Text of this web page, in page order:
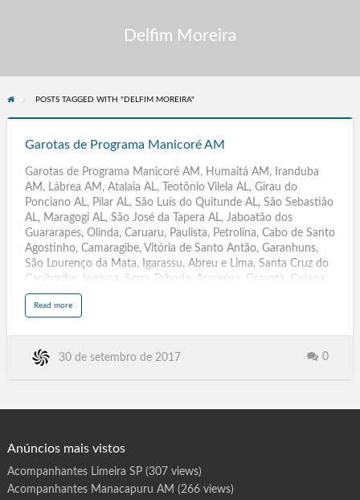
Delfim Moreira
POSTS TAGGED WITH "DELFIM MOREIRA"
Manicoré
Garotas de Programa Manicoré AM
Garotas de Programa Manicoré AM, Humaitá AM, Iranduba
AM, Lábrea AM, Atalaia AL, Teotônio Vilela AL, Girau do
Ponciano AL, Pilar AL, São Luís do Quitunde AL, São Sebastião
AL, Maragogi AL, São José da Tapera AL, Jaboatão dos
Guararapes, Olinda, Caruaru, Paulista, Petrolina, Cabo de Santo
Agostinho, Camaragibe, Vitória de Santo Antão, Garanhuns,
São Lourenço da Mata, Igarassu, Abreu e Lima, Santa Cruz do
Capibaribe, Ipojuca, Serra Talhada, Araripina, Gravatá, Goiana,
Carpina, Belo Jardim, Arcoverde, Ouricuri, Escada, Pesqueira,
Palmares, Surubim, Bezerros, Moreno, Salgueiro, Limoeiro, São
Manicoré, Humaitá, AM,Ji-Paraná, Ariquemes, Vilhena, Cacoal,
Read morea
t
r
e
r
m
a
a
30 de setembro de 2017 0
Anúncios mais vistos
Acompanhantes Limeira SP(307 views)
Acompanhantes Manacapuru AM (266 views)